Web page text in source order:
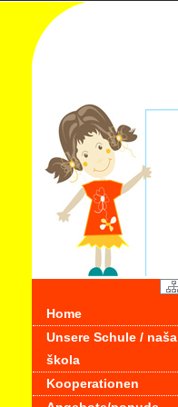
Home
Unsere Schule / naša
škola
Kooperationen